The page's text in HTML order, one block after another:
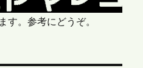
す。参考にどうぞ。